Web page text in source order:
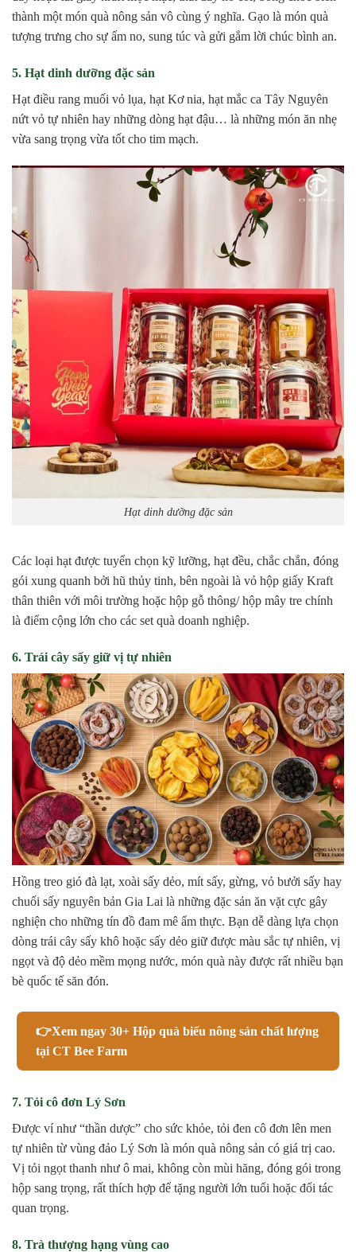
thành một món quà nông sản vô cùng ý nghĩa. Gạo là món quà
tượng trưng cho sự ấm no, sung túc và gửi gắm lời chúc bình an.
5. Hạt dinh dưỡng đặc sản
Hạt điều rang muối vỏ lụa, hạt Kơ nia, hạt mắc ca Tây Nguyên
nứt vỏ tự nhiên hay những dòng hạt đậu… là những món ăn nhẹ
vừa sang trọng vừa tốt cho tim mạch.
Hạt dinh dưỡng đặc sản
Các loại hạt được tuyển chọn kỹ lưỡng, hạt đều, chắc chắn, đóng
gói xung quanh bởi hũ thủy tinh, bên ngoài là vỏ hộp giấy Kraft
thân thiên với môi trường hoặc hộp gỗ thông/ hộp mây tre chính
là điểm cộng lớn cho các set quà doanh nghiệp.
6. Trái cây sấy giữ vị tự nhiên
Hồng treo gió đà lạt, xoài sấy dẻo, mít sấy, gừng, vỏ bưởi sấy hay
chuối sấy nguyên bản Gia Lai là những đặc sản ăn vặt cực gây
nghiện cho những tín đồ đam mê ẩm thực. Bạn dễ dàng lựa chọn
dòng trái cây sấy khô hoặc sấy dẻo giữ được màu sắc tự nhiên, vị
ngọt và độ dẻo mềm mọng nước, món quà này được rất nhiều bạn
bè quốc tế săn đón.
👉Xem ngay 30+ Hộp quà biếu nông sản chất lượng
tại CT Bee Farm
7. Tỏi cô đơn Lý Sơn
Được ví như “thần dược” cho sức khỏe, tỏi đen cô đơn lên men
tự nhiên từ vùng đảo Lý Sơn là món quà nông sản có giá trị cao.
Vị tỏi ngọt thanh như ô mai, không còn mùi hăng, đóng gói trong
hộp sang trọng, rất thích hợp để tặng người lớn tuổi hoặc đối tác
quan trọng.
8. Trà thượng hạng vùng cao